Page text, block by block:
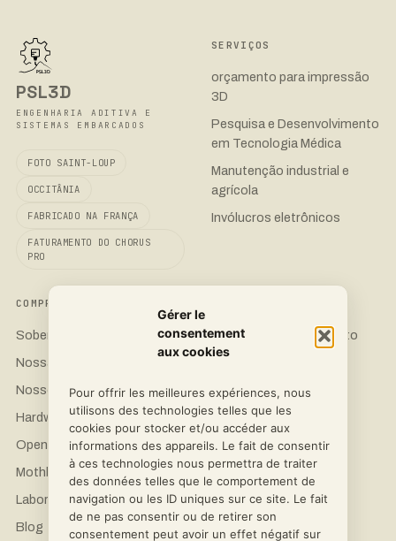
Gérer le
consentement
aux cookies
Pour offrir les meilleures expériences, nous
utilisons des technologies telles que les
cookies pour stocker et/ou accéder aux
informations des appareils. Le fait de consentir
à ces technologies nous permettra de traiter
des données telles que le comportement de
navigation ou les ID uniques sur ce site. Le fait
de ne pas consentir ou de retirer son
consentement peut avoir un effet négatif sur
PSL3D
ENGENHARIA ADITIVA E
SISTEMAS EMBARCADOS
FOTO SAINT-LOUP
OCCITÂNIA
FABRICADO NA FRANÇA
FATURAMENTO DO CHORUS
PRO
SERVIÇOS
orçamento para impressão
3D
Pesquisa e Desenvolvimento
em Tecnologia Médica
Manutenção industrial e
agrícola
Invólucros eletrônicos
COMPROMISSO
Soberania 3D
Nossas impressoras
Nossos materiais
Hardware de Ciência Aberta
OpenFlexure
Mothbox Pro
Laboratórios e Pesquisa
Blog
Solicite um orçamento
Instagram
Facebook